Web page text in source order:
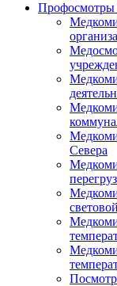
Профосмотры
Севера